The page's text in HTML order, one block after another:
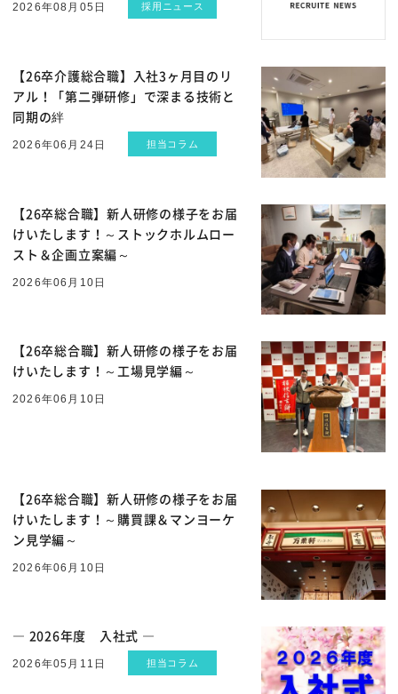
2026年08月05日 採用ニュース
MORE
【26卒介護総合職】入社3ヶ月目のリ
アル！「第二弾研修」で深まる技術と
同期の絆
2026年06月24日 担当コラム
MORE
【26卒総合職】新人研修の様子をお届
けいたします！～ストックホルムロー
スト＆企画立案編～
2026年06月10日
MORE
【26卒総合職】新人研修の様子をお届
けいたします！～工場見学編～
2026年06月10日
MORE
【26卒総合職】新人研修の様子をお届
けいたします！～購買課＆マンヨーケ
ン見学編～
2026年06月10日
MORE
― 2026年度 入社式 ―
2026年05月11日 担当コラム